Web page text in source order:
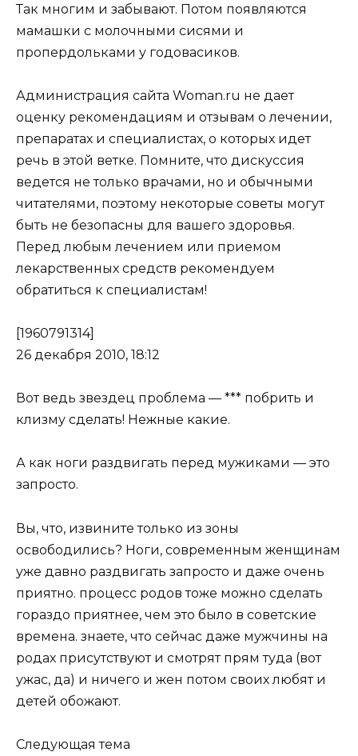
Так многим и забывают. Потом появляются
мамашки с молочными сисями и
пропердольками у годовасиков.
Администрация сайта Woman.ru не дает
оценку рекомендациям и отзывам о лечении,
препаратах и специалистах, о которых идет
речь в этой ветке. Помните, что дискуссия
ведется не только врачами, но и обычными
читателями, поэтому некоторые советы могут
быть не безопасны для вашего здоровья.
Перед любым лечением или приемом
лекарственных средств рекомендуем
обратиться к специалистам!
[1960791314]
26 декабря 2010, 18:12
Вот ведь звездец проблема — *** побрить и
клизму сделать! Нежные какие.
А как ноги раздвигать перед мужиками — это
запросто.
Вы, что, извините только из зоны
освободились? Ноги, современным женщинам
уже давно раздвигать запросто и даже очень
приятно. процесс родов тоже можно сделать
гораздо приятнее, чем это было в советские
времена. знаете, что сейчас даже мужчины на
родах присутствуют и смотрят прям туда (вот
ужас, да) и ничего и жен потом своих любят и
детей обожают.
Следующая тема